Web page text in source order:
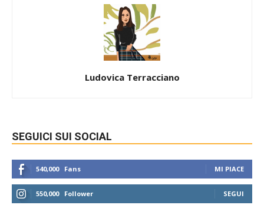
Ludovica Terracciano
SEGUICI SUI SOCIAL
540,000 Fans MI PIACE
550,000 Follower SEGUI